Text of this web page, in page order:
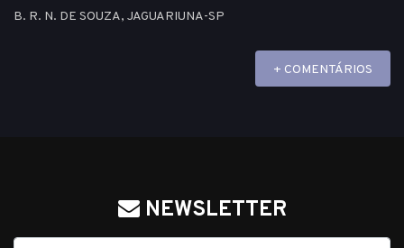
B. R. N. DE SOUZA, JAGUARIUNA-SP
+ COMENTÁRIOS
NEWSLETTER